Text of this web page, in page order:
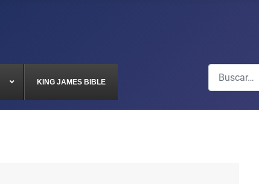
KING JAMES BIBLE
Buscar